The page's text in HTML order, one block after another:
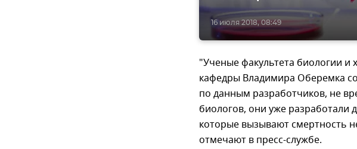
16 июля 2018, 08:49
"Ученые факультета биологии
кафедры Владимира Оберемка
по данным разработчиков, не
биологов, они уже
которые вызывают смертность
отмечают в пресс-службе.